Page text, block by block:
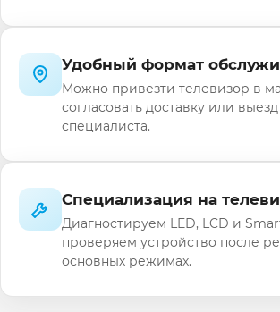
Удобный формат
Можно привезти телевизор в
согласовать доставку или выезд
специалиста.
Специализация на
Диагностируем LED, LCD и
проверяем устройство после
основных режимах.